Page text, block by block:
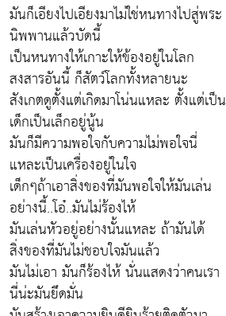
มันก็เอียงไปเอียงมาไม่ใช่หนทางไปสู่พระ
นิพพานแล้วบัดนี้
เป็นหนทางให้เกาะให้ข้องอยู่ในโลก
สงสารอันนี้ ก็สัตว์โลกทั้งหลายนะ
สังเกตดูตั้งแต่เกิดมาโน่นแหละ ตั้งแต่เป็น
เด็กเป็นเล็กอยู่นู้น
มันก็มีความพอใจกับความไม่พอใจนี่
แหละเป็นเครื่องอยู่ในใจ
เด็กๆถ้าเอาสิ่งของที่มันพอใจให้มันเล่น
อย่างนี้..โอ๋..มันไม่ร้องไห้
มันเล่นหัวอยู่อย่างนั้นแหละ ถ้ามันได้
สิ่งของที่มันไม่ชอบใจมันแล้ว
มันไม่เอา มันก็ร้องไห้ นั่นแสดงว่าคนเรา
นี่น่ะมันยึดมั่น